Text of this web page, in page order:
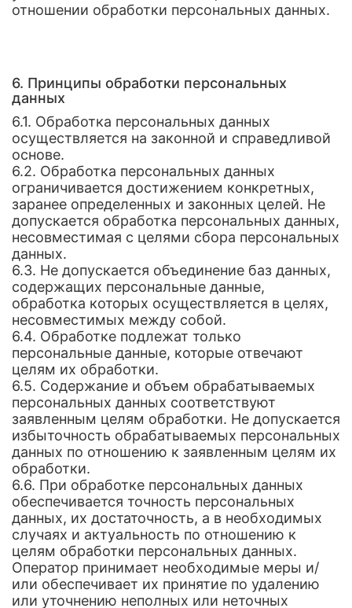
отношении обработки персональных данных.
6. Принципы обработки персональных
данных
6.1. Обработка персональных данных
осуществляется на законной и справедливой
основе.
6.2. Обработка персональных данных
ограничивается достижением конкретных,
заранее определенных и законных целей. Не
допускается обработка персональных данных,
несовместимая с целями сбора персональных
данных.
6.3. Не допускается объединение баз данных,
содержащих персональные данные,
обработка которых осуществляется в целях,
несовместимых между собой.
6.4. Обработке подлежат только
персональные данные, которые отвечают
целям их обработки.
6.5. Содержание и объем обрабатываемых
персональных данных соответствуют
заявленным целям обработки. Не допускается
избыточность обрабатываемых персональных
данных по отношению к заявленным целям их
обработки.
6.6. При обработке персональных данных
обеспечивается точность персональных
данных, их достаточность, а в необходимых
случаях и актуальность по отношению к
целям обработки персональных данных.
Оператор принимает необходимые меры и/
или обеспечивает их принятие по удалению
или уточнению неполных или неточных